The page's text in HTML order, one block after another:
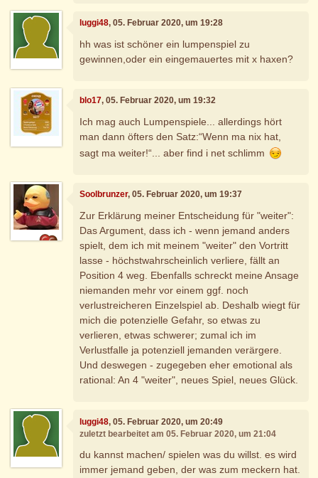
luggi48, 05. Februar 2020, um 19:28
hh was ist schöner ein lumpenspiel zu
gewinnen,oder ein eingemauertes mit x haxen?
blo17, 05. Februar 2020, um 19:32
Ich mag auch Lumpenspiele... allerdings hört
man dann öfters den Satz:“Wenn ma nix hat,
sagt ma weiter!“... aber find i net schlimm
Soolbrunzer, 05. Februar 2020, um 19:37
Zur Erklärung meiner Entscheidung für "weiter":
Das Argument, dass ich - wenn jemand anders
spielt, dem ich mit meinem "weiter" den Vortritt
lasse - höchstwahrscheinlich verliere, fällt an
Position 4 weg. Ebenfalls schreckt meine Ansage
niemanden mehr vor einem ggf. noch
verlustreicheren Einzelspiel ab. Deshalb wiegt für
mich die potenzielle Gefahr, so etwas zu
verlieren, etwas schwerer; zumal ich im
Verlustfalle ja potenziell jemanden verärgere.
Und deswegen - zugegeben eher emotional als
rational: An 4 "weiter", neues Spiel, neues Glück.
luggi48, 05. Februar 2020, um 20:49
zuletzt bearbeitet am 05. Februar 2020, um 21:04
du kannst machen/ spielen was du willst. es wird
immer jemand geben, der was zum meckern hat.